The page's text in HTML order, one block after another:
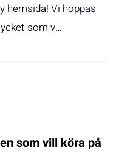
hemsida! Vi hoppas
som v…
som vill köra på